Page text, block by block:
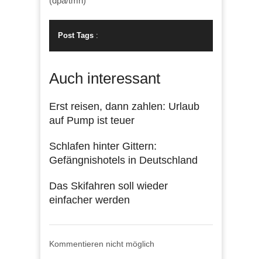
Post Tags :
Auch interessant
Erst reisen, dann zahlen: Urlaub
auf Pump ist teuer
Schlafen hinter Gittern:
Gefängnishotels in Deutschland
Das Skifahren soll wieder
einfacher werden
Kommentieren nicht möglich